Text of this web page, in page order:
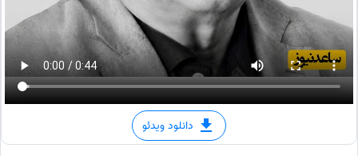
دانلود ویدئو